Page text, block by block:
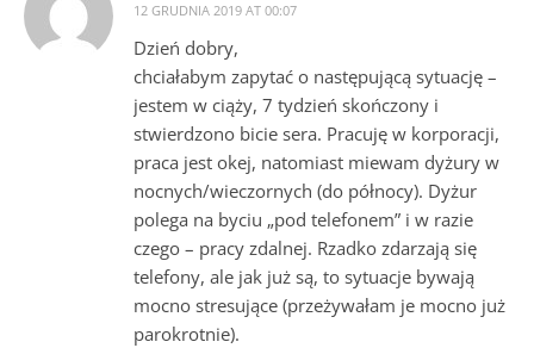
12 GRUDNIA 2019 AT 00:07
Dzień dobry,
chciałabym zapytać o następującą sytuację –
jestem w ciąży, 7 tydzień skończony i
stwierdzono bicie sera. Pracuję w korporacji,
praca jest okej, natomiast miewam dyżury w
nocnych/wieczornych (do północy). Dyżur
polega na byciu „pod telefonem” i w razie
czego – pracy zdalnej. Rzadko zdarzają się
telefony, ale jak już są, to sytuacje bywają
mocno stresujące (przeżywałam je mocno już
parokrotnie).